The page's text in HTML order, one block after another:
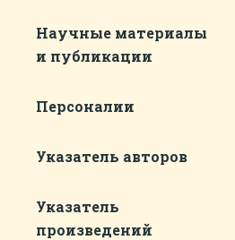
Научные материалы
и публикации
Персоналии
Указатель авторов
Указатель
произведений